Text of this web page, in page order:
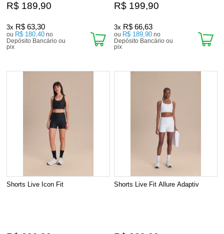
R$ 189,90
3x R$ 63,30
ou R$ 180,40 no
Depósito Bancário ou
pix
R$ 199,90
3x R$ 66,63
ou R$ 189,90 no
Depósito Bancário ou
pix
Shorts Live Icon Fit Shorts Live Fit Allure Adaptiv